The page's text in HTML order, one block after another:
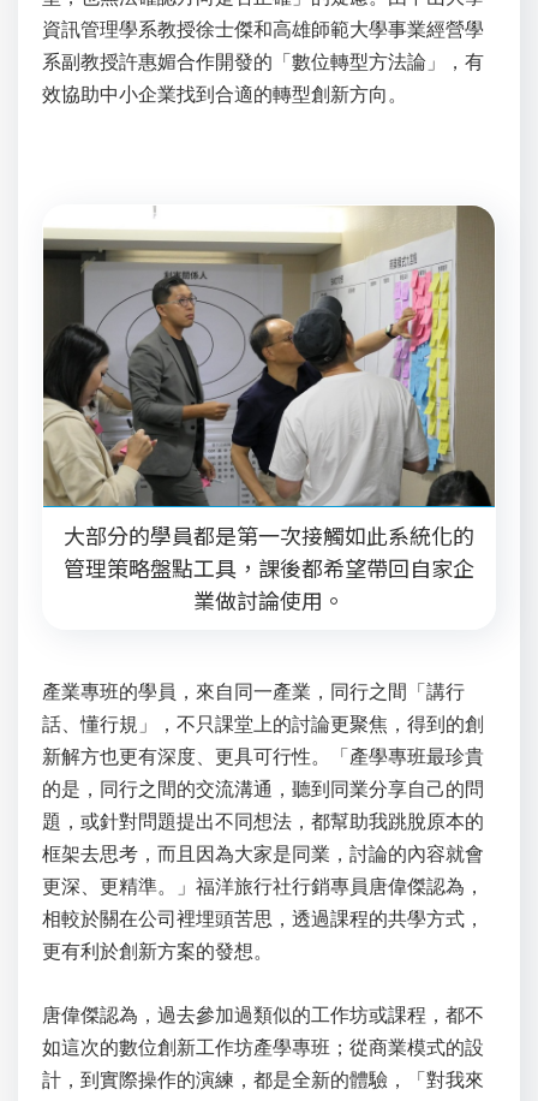
資訊管理學系教授徐士傑和高雄師範大學事業經營學
系副教授許惠媚合作開發的「數位轉型方法論」，有
效協助中小企業找到合適的轉型創新方向。
大部分的學員都是第一次接觸如此系統化的
管理策略盤點工具，課後都希望帶回自家企
業做討論使用。
產業專班的學員，來自同一產業，同行之間「講行
話、懂行規」，不只課堂上的討論更聚焦，得到的創
新解方也更有深度、更具可行性。「產學專班最珍貴
的是，同行之間的交流溝通，聽到同業分享自己的問
題，或針對問題提出不同想法，都幫助我跳脫原本的
框架去思考，而且因為大家是同業，討論的內容就會
更深、更精準。」福洋旅行社行銷專員唐偉傑認為，
相較於關在公司裡埋頭苦思，透過課程的共學方式，
更有利於創新方案的發想。
唐偉傑認為，過去參加過類似的工作坊或課程，都不
如這次的數位創新工作坊產學專班；從商業模式的設
計，到實際操作的演練，都是全新的體驗，「對我來